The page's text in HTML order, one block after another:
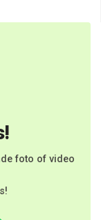
foto of video